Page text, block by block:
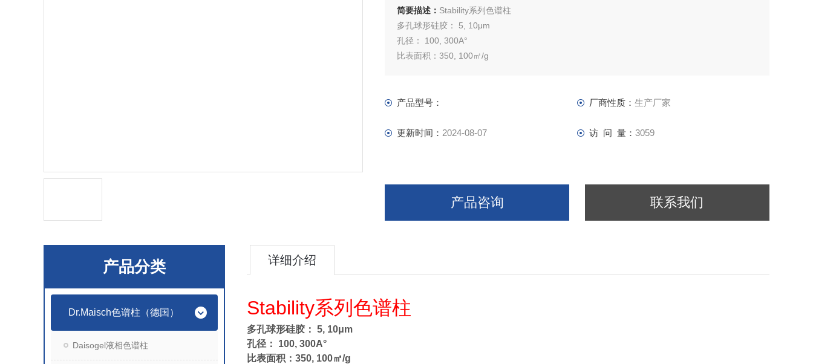
简要描述： Stability系列色谱柱
多孔球形硅胶： 5, 10μm
孔径： 100, 300A°
比表面积：350, 100㎡/g
产品型号： 厂商性质： 生产厂家
更新时间： 2024-08-07 访 问 量： 3059
产品咨询 联系我们
产品分类
Dr.Maisch色谱柱（德国）
Daisogel液相色谱柱
详细介绍
Stability系列 色谱柱
多孔球形硅胶： 5, 10μm
孔径： 100, 300A°
比表面积：350, 100㎡/g